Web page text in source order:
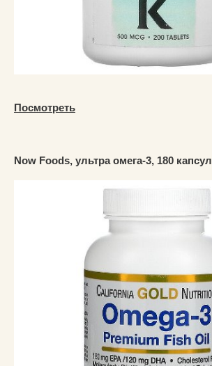
Посмотреть
Now Foods, ультра омега-3, 180 капсул